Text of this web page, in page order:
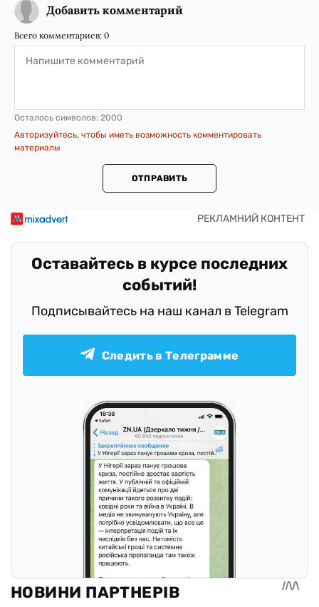
Добавить комментарий
Всего комментариев: 0
Осталось символов: 2000
Авторизуйтесь, чтобы иметь возможность комментировать
материалы
ОТПРАВИТЬ
Оставайтесь в курсе последних
событий!
Подписывайтесь на наш канал в Telegram
Следить в Телеграмме